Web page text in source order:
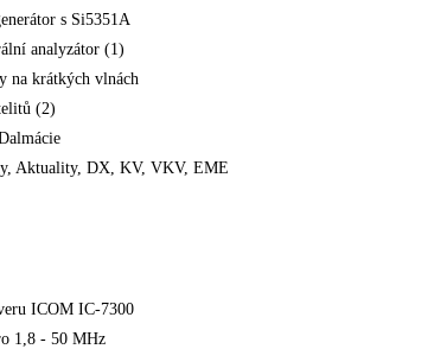
s Si5351A
analyzátor (1)
na krátkých vlnách
(2)
Aktuality, DX, KV, VKV, EME
ICOM IC-7300
1,8 - 50 MHz